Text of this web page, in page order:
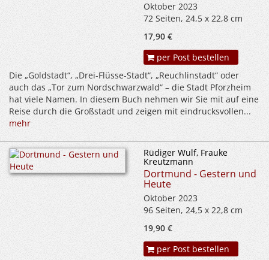
Oktober 2023
72 Seiten, 24,5 x 22,8 cm
17,90 €
per Post bestellen
Die „Goldstadt“, „Drei-Flüsse-Stadt“, „Reuchlinstadt“ oder
auch das „Tor zum Nordschwarzwald“ – die Stadt Pforzheim
hat viele Namen. In diesem Buch nehmen wir Sie mit auf eine
Reise durch die Großstadt und zeigen mit eindrucksvollen...
mehr
Rüdiger Wulf, Frauke
Kreutzmann
Dortmund - Gestern und
Heute
Oktober 2023
96 Seiten, 24,5 x 22,8 cm
19,90 €
per Post bestellen